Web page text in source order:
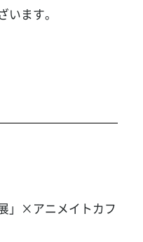
ます。
」×アニメイトカフ